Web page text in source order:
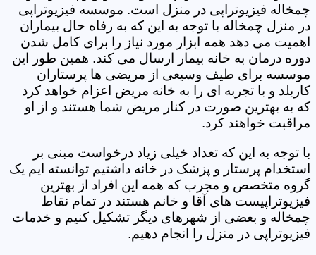
چمخاله فیزیوتراپی در منزل است. موسسه فیزیوتراپی
در منزل چمخاله با توجه به این که به رفاه حال بیماران
اهمیت می دهد همه ابزار مورد نیاز را برای کامل شدن
دوره درمان به خانه بیمار ارسال می کند. همین طور این
موسسه برای طیف وسیعی از مریضی ها پرستاران
کاربلد و با تجربه ای را به خانه مریض اعزام خواهد کرد
که به بهترین صورت در کنار مریض شما هستند و از او
مراقبت خواهند کرد.
با توجه به این که تعداد خیلی زیاد درخواست مبنی بر
استخدام پرستار و پزشک در خانه داشتیم توانسته ایم یک
گروه متخصص و مجرب که همه این افراد از بهترین
فیزیوتراپیست های آقا و خانم هستند در تمام نقاط
چمخاله و بعضی از شهرهای دیگر تشکیل کنیم و خدمات
فیزیوتراپی در منزل را انجام دهیم.